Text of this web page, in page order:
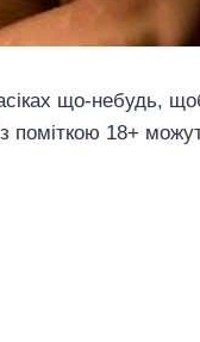
що-небудь,
18+